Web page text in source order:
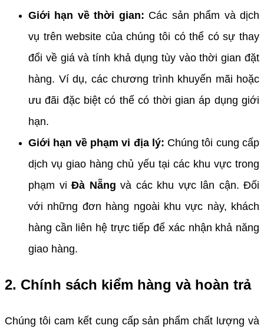
Giới hạn về thời gian: Các sản phẩm và dịch
vụ trên website của chúng tôi có thể có sự thay
đổi về giá và tính khả dụng tùy vào thời gian đặt
hàng. Ví dụ, các chương trình khuyến mãi hoặc
ưu đãi đặc biệt có thể có thời gian áp dụng giới
hạn.
Giới hạn về phạm vi địa lý: Chúng tôi cung cấp
dịch vụ giao hàng chủ yếu tại các khu vực trong
phạm vi Đà Nẵng và các khu vực lân cận. Đối
với những đơn hàng ngoài khu vực này, khách
hàng cần liên hệ trực tiếp để xác nhận khả năng
giao hàng.
2. Chính sách kiểm hàng và hoàn trả
Chúng tôi cam kết cung cấp sản phẩm chất lượng và